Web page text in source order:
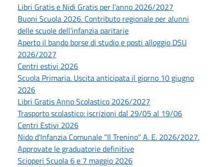
Libri Gratis e Nidi Gratis per l’anno 2026/2027
Buoni Scuola 2026. Contributo regionale per alunni
delle scuole dell’infanzia paritarie
Aperto il bando borse di studio e posti alloggio DSU
2026/2027
Centri estivi 2026
Scuola Primaria. Uscita anticipata il giorno 10 giugno
2026
Libri Gratis Anno Scolastico 2026/2027
Trasporto scolastico: iscrizioni dal 29/05 al 19/06
Centri Estivi 2026
Nido d'Infanzia Comunale "Il Trenino" A. E. 2026/2027.
Approvate le graduatorie definitive
Scioperi Scuola 6 e 7 maggio 2026